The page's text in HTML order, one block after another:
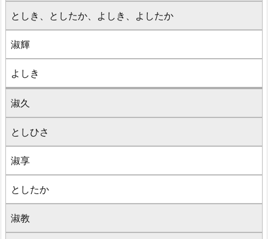
としき、としたか、よしき、よしたか
淑輝
よしき
淑久
としひさ
淑享
としたか
淑教